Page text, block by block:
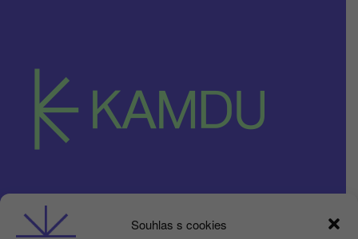
Souhlas s cookies
Obchodní podmínky